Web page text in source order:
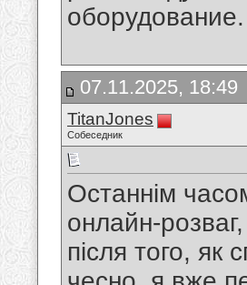
оборудование.
07.11.2025, 18:49
TitanJones
Собеседник
Останнім
онлайн-
після того,